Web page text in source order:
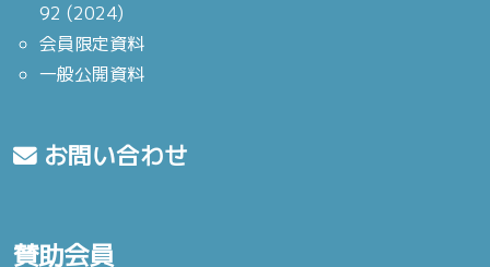
92 (2024)
会員限定資料
一般公開資料
お問い合わせ
賛助会員